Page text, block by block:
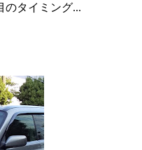
のタイミング...